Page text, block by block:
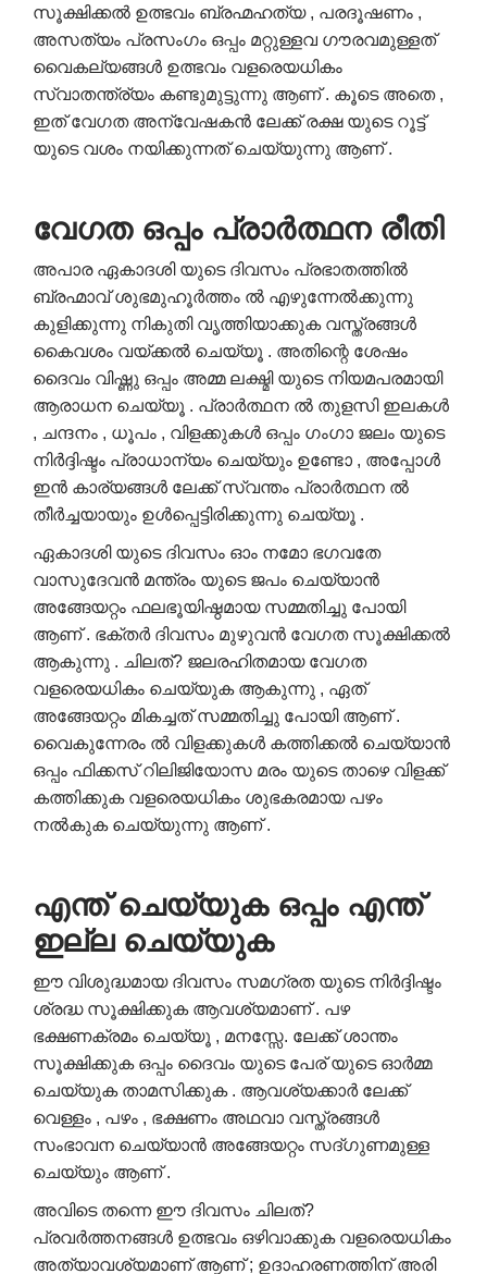
സൂക്ഷിക്കൽ ഉത്ഭവം ബ്രഹ്മഹത്യ , പരദൂഷണം ,
അസത്യം പ്രസംഗം ഒപ്പം മറ്റുള്ളവ ഗൗരവമുള്ളത്
വൈകല്യങ്ങൾ ഉത്ഭവം വളരെയധികം
സ്വാതന്ത്ര്യം കണ്ടുമുട്ടുന്നു ആണ് . കൂടെ അതെ ,
ഇത് വേഗത അന്വേഷകൻ ലേക്ക് രക്ഷ യുടെ റൂട്ട്
യുടെ വശം നയിക്കുന്നത് ചെയ്യുന്നു ആണ് .
വേഗത ഒപ്പം പ്രാർത്ഥന രീതി
അപാര ഏകാദശി യുടെ ദിവസം പ്രഭാതത്തിൽ
ബ്രഹ്മാവ് ശുഭമുഹൂർത്തം ൽ എഴുന്നേൽക്കുന്നു
കുളിക്കുന്നു നികുതി വൃത്തിയാക്കുക വസ്ത്രങ്ങൾ
കൈവശം വയ്ക്കൽ ചെയ്യൂ . അതിന്റെ ശേഷം
ദൈവം വിഷ്ണു ഒപ്പം അമ്മ ലക്ഷ്മി യുടെ നിയമപരമായി
ആരാധന ചെയ്യൂ . പ്രാർത്ഥന ൽ തുളസി ഇലകൾ
, ചന്ദനം , ധൂപം , വിളക്കുകൾ ഒപ്പം ഗംഗാ ജലം യുടെ
നിർദ്ദിഷ്ടം പ്രാധാന്യം ചെയ്യും ഉണ്ടോ , അപ്പോൾ
ഇൻ കാര്യങ്ങൾ ലേക്ക് സ്വന്തം പ്രാർത്ഥന ൽ
തീർച്ചയായും ഉൾപ്പെട്ടിരിക്കുന്നു ചെയ്യൂ .
ഏകാദശി യുടെ ദിവസം ഓം നമോ ഭഗവതേ
വാസുദേവൻ മന്ത്രം യുടെ ജപം ചെയ്യാൻ
അങ്ങേയറ്റം ഫലഭൂയിഷ്ഠമായ സമ്മതിച്ചു പോയി
ആണ് . ഭക്തർ ദിവസം മുഴുവൻ വേഗത സൂക്ഷിക്കൽ
ആകുന്നു . ചിലത്? ജലരഹിതമായ വേഗത
വളരെയധികം ചെയ്യുക ആകുന്നു , ഏത്
അങ്ങേയറ്റം മികച്ചത് സമ്മതിച്ചു പോയി ആണ് .
വൈകുന്നേരം ൽ വിളക്കുകൾ കത്തിക്കൽ ചെയ്യാൻ
ഒപ്പം ഫിക്കസ് റിലിജിയോസ മരം യുടെ താഴെ വിളക്ക്
കത്തിക്കുക വളരെയധികം ശുഭകരമായ പഴം
നൽകുക ചെയ്യുന്നു ആണ് .
എന്ത് ചെയ്യുക ഒപ്പം എന്ത്
ഇല്ല ചെയ്യുക
ഈ വിശുദ്ധമായ ദിവസം സമഗ്രത യുടെ നിർദ്ദിഷ്ടം
ശ്രദ്ധ സൂക്ഷിക്കുക ആവശ്യമാണ് . പഴ
ഭക്ഷണക്രമം ചെയ്യൂ , മനസ്സേ. ലേക്ക് ശാന്തം
സൂക്ഷിക്കുക ഒപ്പം ദൈവം യുടെ പേര് യുടെ ഓർമ്മ
ചെയ്യുക താമസിക്കുക . ആവശ്യക്കാർ ലേക്ക്
വെള്ളം , പഴം , ഭക്ഷണം അഥവാ വസ്ത്രങ്ങൾ
സംഭാവന ചെയ്യാൻ അങ്ങേയറ്റം സദ്ഗുണമുള്ള
ചെയ്യും ആണ് .
അവിടെ തന്നെ ഈ ദിവസം ചിലത്?
പ്രവർത്തനങ്ങൾ ഉത്ഭവം ഒഴിവാക്കുക വളരെയധികം
അത്യാവശ്യമാണ് ആണ് ; ഉദാഹരണത്തിന് അരി